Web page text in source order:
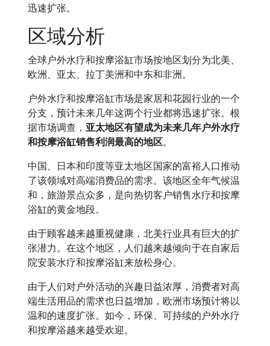
迅速扩张。
区域分析
全球户外水疗和按摩浴缸市场按地区划分为北美、
欧洲、亚太、拉丁美洲和中东和非洲。
户外水疗和按摩浴缸市场是家居和花园行业的一个
分支，预计未来几年这两个行业都将迅速扩张。根
据市场调查， 亚太地区有望成为未来几年户外水疗
和按摩浴缸销售利润最高的地区。
中国、日本和印度等亚太地区国家的富裕人口推动
了该领域对高端消费品的需求。该地区全年气候温
和，旅游景点众多，是向热切客户销售水疗和按摩
浴缸的黄金地段。
由于顾客越来越重视健康，北美行业具有巨大的扩
张潜力。在这个地区，人们越来越倾向于在自家后
院安装水疗和按摩浴缸来放松身心。
由于人们对户外活动的兴趣日益浓厚，消费者对高
端生活用品的需求也日益增加，欧洲市场预计将以
温和的速度扩张。如今，环保、可持续的户外水疗
和按摩浴越来越受欢迎。